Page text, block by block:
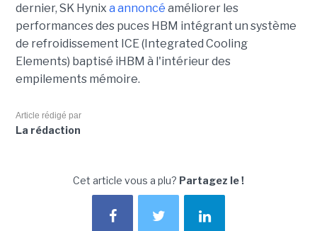
dernier, SK Hynix a annoncé améliorer les
performances des puces HBM intégrant un système
de refroidissement ICE (Integrated Cooling
Elements) baptisé iHBM à l'intérieur des
empilements mémoire.
Article rédigé par
La rédaction
Cet article vous a plu? Partagez le !